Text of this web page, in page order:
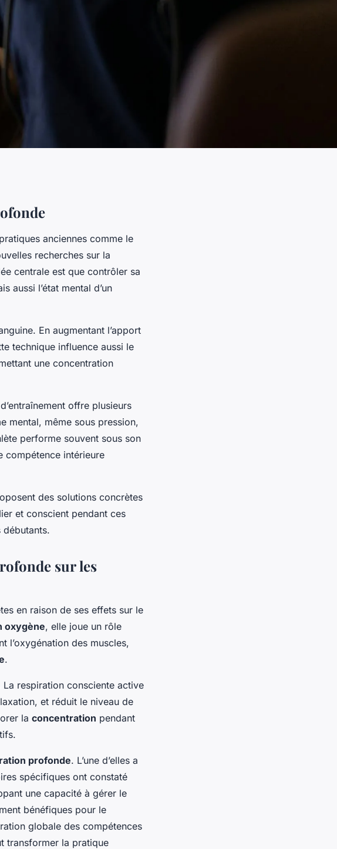
anciennes comme le
recherches sur la
centrale est que contrôler sa
aussi l’état mental d’un
En augmentant l’apport
technique influence aussi le
une concentration
offre plusieurs
mental, même sous pression,
performe souvent sous son
compétence intérieure
des solutions concrètes
et conscient pendant ces
sur les
en raison de ses effets sur le
oxygène, elle joue un rôle
l’oxygénation des muscles,
.
respiration consciente active
et réduit le niveau de
la concentration pendant
profonde. L’une d’elles a
spécifiques ont constaté
une capacité à gérer le
bénéfiques pour le
globale des compétences
transformer la pratique